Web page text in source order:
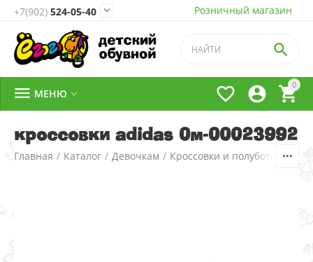
Розничный магазин
+7(902) 524-05-40 
0




 МЕНЮ 
кроссовки adidas 0м-00023992
Главная / Каталог / Девочкам / Кроссовки и полуботинки